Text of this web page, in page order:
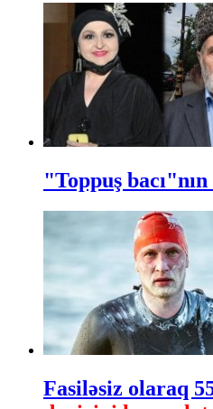
"Toppuş
Fasiləsiz olaraq